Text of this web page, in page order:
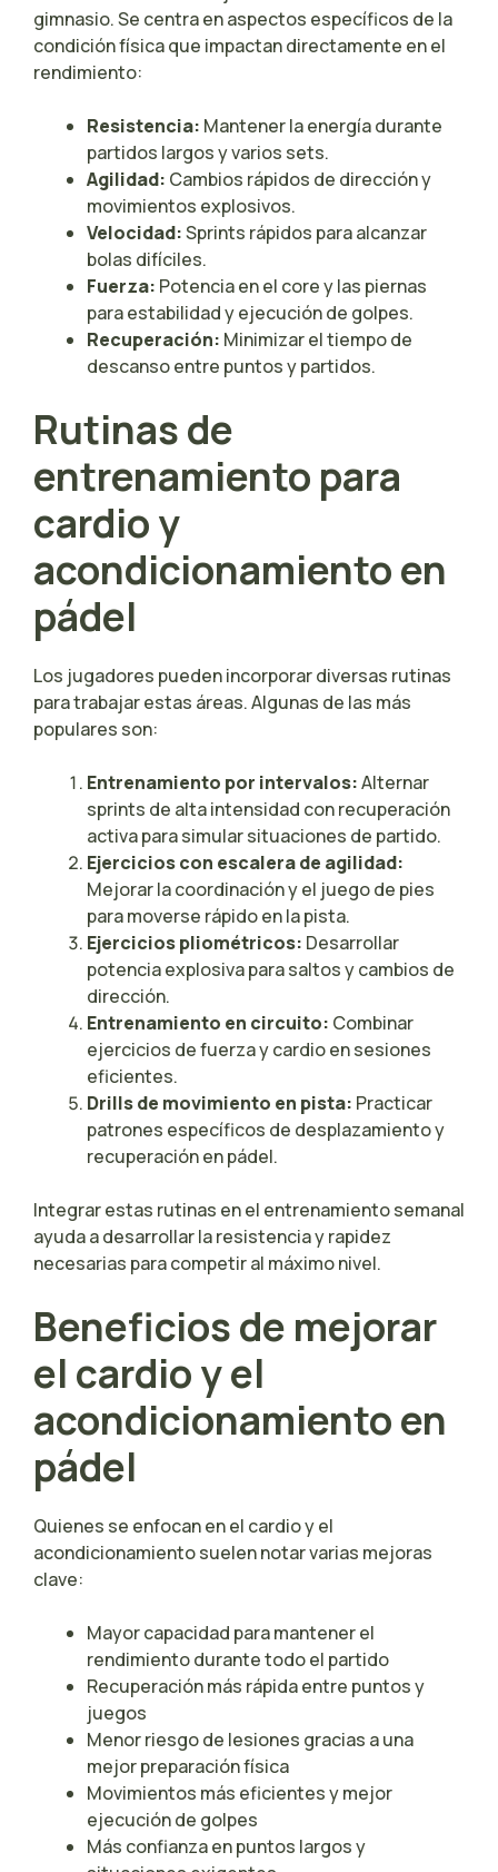
gimnasio. Se centra en aspectos específicos de la
condición física que impactan directamente en el
rendimiento:
Resistencia: Mantener la energía durante
partidos largos y varios sets.
Agilidad: Cambios rápidos de dirección y
movimientos explosivos.
Velocidad:Sprints rápidos para alcanzar
bolas difíciles.
Fuerza: Potencia en el core y las piernas
para estabilidad y ejecución de golpes.
Recuperación: Minimizar el tiempo de
descanso entre puntos y partidos.
Rutinas de
entrenamiento para
cardio y
acondicionamiento en
pádel
Los jugadores pueden incorporar diversas rutinas
para trabajar estas áreas. Algunas de las más
populares son:
Entrenamiento por intervalos:Alternar
sprints de alta intensidad con recuperación
activa para simular situaciones de partido.
Ejercicios con escalera de agilidad:
Mejorar la coordinación y el juego de pies
para moverse rápido en la pista.
Ejercicios pliométricos: Desarrollar
potencia explosiva para saltos y cambios de
dirección.
Entrenamiento en circuito: Combinar
ejercicios de fuerza y cardio en sesiones
eficientes.
Drills de movimiento en pista: Practicar
patrones específicos de desplazamiento y
recuperación en pádel.
Integrar estas rutinas en el entrenamiento semanal
ayuda a desarrollar la resistencia y rapidez
necesarias para competir al máximo nivel.
Beneficios de mejorar
el cardio y el
acondicionamiento en
pádel
Quienes se enfocan en el cardio y el
acondicionamiento suelen notar varias mejoras
clave:
Mayor capacidad para mantener el
rendimiento durante todo el partido
Recuperación más rápida entre puntos y
juegos
Menor riesgo de lesiones gracias a una
mejor preparación física
Movimientos más eficientes y mejor
ejecución de golpes
Más confianza en puntos largos y